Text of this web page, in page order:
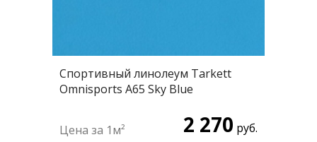
Спортивный линолеум Tarkett
Omnisports А65 Sky Blue
2 270 руб.